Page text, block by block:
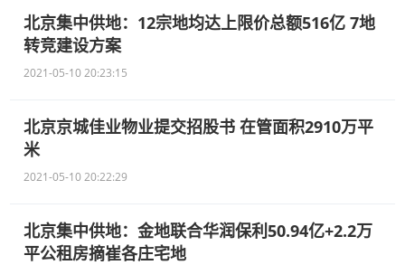
北京集中供地：12宗地均达上限价总额516亿 7地
转竞建设方案
2021-05-10 20:23:15
北京京城佳业物业提交招股书 在管面积2910万平
米
2021-05-10 20:22:29
北京集中供地：金地联合华润保利50.94亿+2.2万
平公租房摘崔各庄宅地